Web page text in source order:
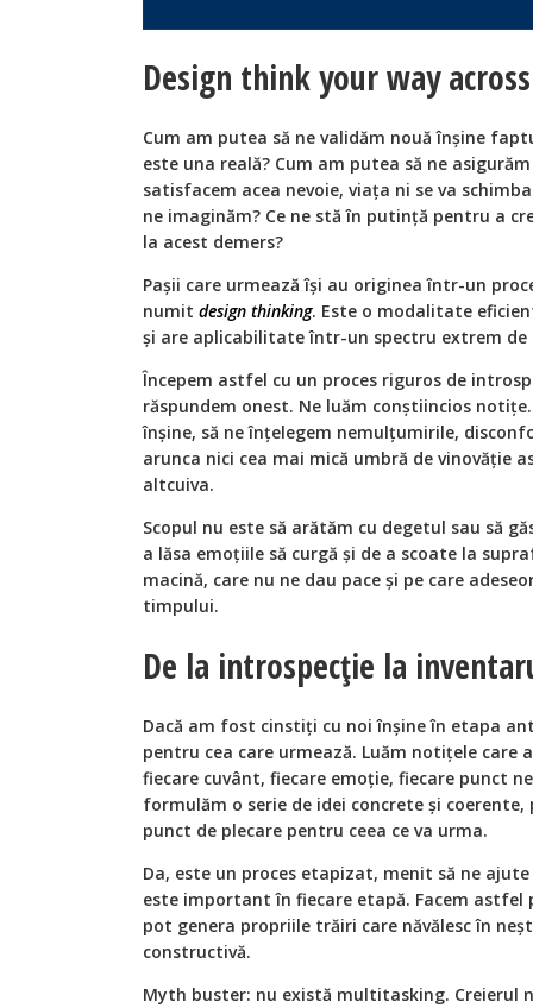
Design think your way across
Cum am putea să ne validăm nouă înșine
este una reală? Cum am putea să ne
satisfacem acea nevoie, viața ni se va
ne imaginăm? Ce ne stă în putință pentru a
la acest demers?
Pașii care urmează își au originea într-un
numit design thinking. Este o modalitate
și are aplicabilitate într-un spectru extrem de
Începem astfel cu un proces riguros de
răspundem onest. Ne luăm conștiincios
înșine, să ne înțelegem nemulțumirile,
arunca nici cea mai mică umbră de vinovăție
altcuiva.
Scopul nu este să arătăm cu degetul sau să
a lăsa emoțiile să curgă și de a scoate la
macină, care nu ne dau pace și pe care
timpului.
De la introspecție la
Dacă am fost cinstiți cu noi înșine în etapa
pentru cea care urmează. Luăm notițele
fiecare cuvânt, fiecare emoție, fiecare punct
formulăm o serie de idei concrete și
punct de plecare pentru ceea ce va urma.
Da, este un proces etapizat, menit să ne ajute
este important în fiecare etapă. Facem astfel
pot genera propriile trăiri care năvălesc în
constructivă.
Myth buster: nu există multitasking. Creierul